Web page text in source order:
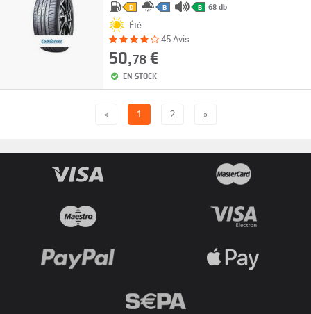
D B B 68 db
Été
45 Avis
50,78€
EN STOCK
« 1 2 »